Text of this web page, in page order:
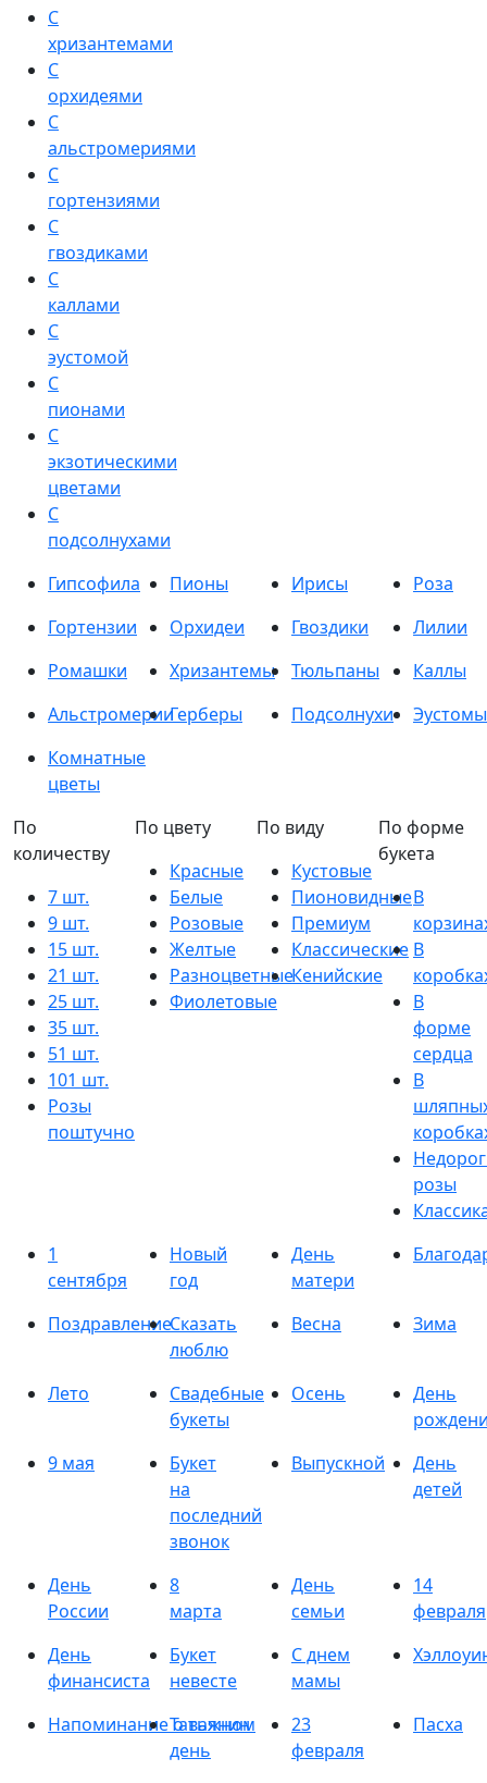
С
хризантемами
С
орхидеями
С
альстромериями
С
гортензиями
С
гвоздиками
С
каллами
С
эустомой
С
пионами
С
экзотическими
цветами
С
подсолнухами
Гипсофила
Пионы Ирисы
Роза
Гортензии
Орхидеи Гвоздики
Лилии
Ромашки
Хризантемы Тюльпаны
Каллы
АльстромерииГерберы Подсолнухи
Эустомы
Комнатные
цветы
По
количеству
7 шт.
9 шт.
15 шт.
21 шт.
25 шт.
35 шт.
51 шт.
101 шт.
Розы
поштучно
По цвету
Красные
Белые
Розовые
Желтые
Разноцветные
Фиолетовые
По виду
Кустовые
Пионовидные
Премиум
Классические
Кенийские
По форме
букета
В
В
В
форме
сердца
В
розы
1
сентября
Новый
год
День
матери
ПоздравлениеСказать
люблю
Весна Зима
Лето
Свадебные
букеты
Осень
День
9 мая
Букет
на
последний
звонок
Выпускной
День
детей
День
России
8
марта
День
семьи
14
февраля
День
финансиста
Букет
невесте
С днем
мамы
Напоминание о важном
Татьянин
день
23
февраля
Пасха